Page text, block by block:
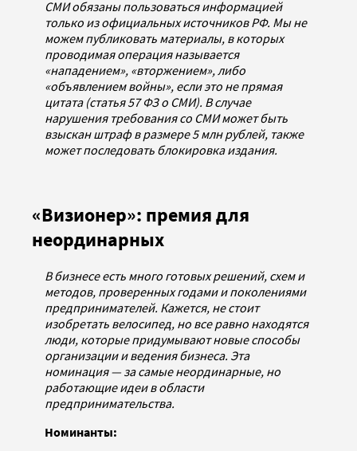
СМИ обязаны пользоваться информацией
только из официальных источников РФ. Мы не
можем публиковать материалы, в которых
проводимая операция называется
«нападением», «вторжением», либо
«объявлением войны», если это не прямая
цитата (статья 57 ФЗ о СМИ). В случае
нарушения требования со СМИ может быть
взыскан штраф в размере 5 млн рублей, также
может последовать блокировка издания.
«Визионер»: премия для
неординарных
В бизнесе есть много готовых решений, схем и
методов, проверенных годами и поколениями
предпринимателей. Кажется, не стоит
изобретать велосипед, но все равно находятся
люди, которые придумывают новые способы
организации и ведения бизнеса. Эта
номинация — за самые неординарные, но
работающие идеи в области
предпринимательства.
Номинанты: